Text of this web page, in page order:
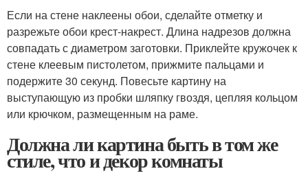
Если на стене наклеены обои, сделайте отметку и
разрежьте обои крест-накрест. Длина надрезов должна
совпадать с диаметром заготовки. Приклейте кружочек к
стене клеевым пистолетом, прижмите пальцами и
подержите 30 секунд. Повесьте картину на
выступающую из пробки шляпку гвоздя, цепляя кольцом
или крючком, размещенным на раме.
Должна ли картина быть в том же
стиле, что и декор комнаты